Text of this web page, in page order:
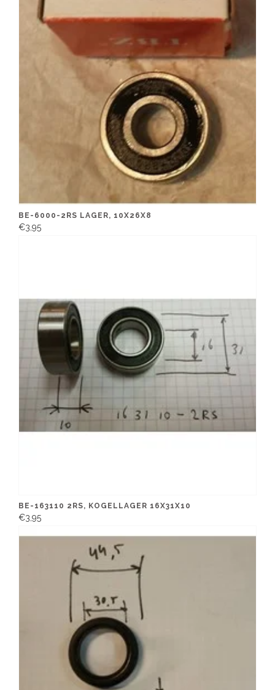
BE-6000-2RS LAGER, 10X26X8
€3,95
BE-163110 2RS, KOGELLAGER 16X31X10
€3,95